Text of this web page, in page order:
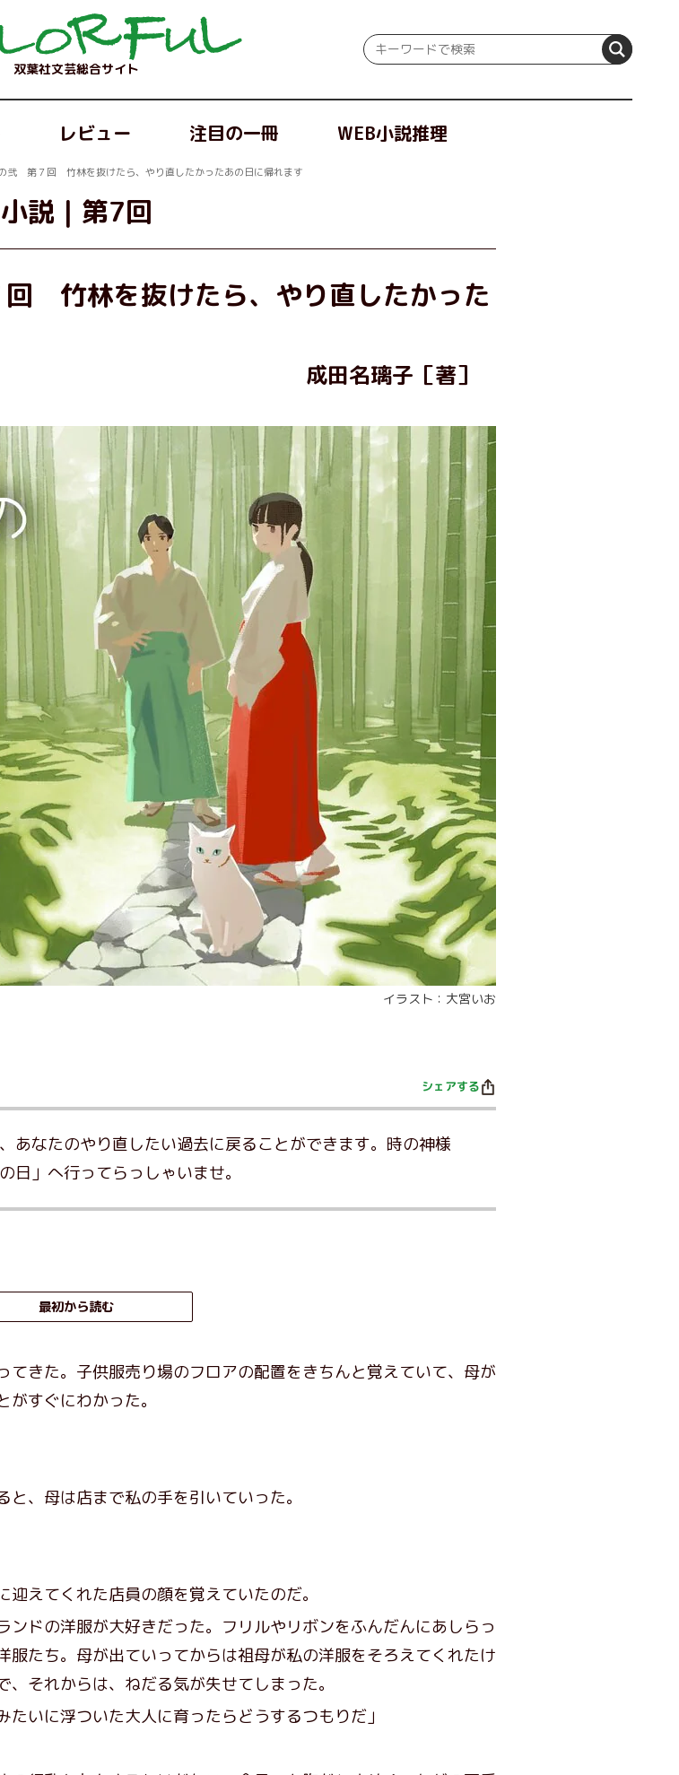
双葉社文芸総合サイト
レビュー 注目の一冊 WEB小説推理
弐 第７回 竹林を抜けたら、やり直したかったあの日に帰れます
小説 ｜ 第7回
竹林を抜けたら、やり直したかった
成田名璃子［著］
イラスト：大宮いお
シェアする
あなたのやり直したい過去に戻ることができます。時の神様
日」へ行ってらっしゃいませ。
最初から読む
きた。子供服売り場のフロアの配置をきちんと覚えていて、母が
すぐにわかった。
、母は店まで私の手を引いていった。
えてくれた店員の顔を覚えていたのだ。
ドの洋服が大好きだった。フリルやリボンをふんだんにあしらっ
たち。母が出ていってからは祖母が私の洋服をそろえてくれたけ
それからは、ねだる気が失せてしまった。
いに浮ついた大人に育ったらどうするつもりだ」